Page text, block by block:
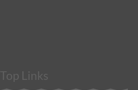
Top Links